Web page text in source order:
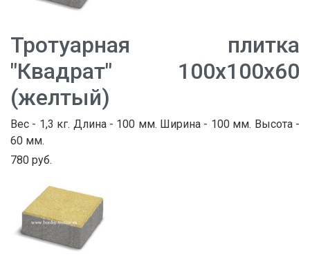
Тротуарная плитка
"Квадрат" 100х100х60
(желтый)
Вес - 1,3 кг. Длина - 100 мм. Ширина - 100 мм. Высота -
60 мм.
780 руб.